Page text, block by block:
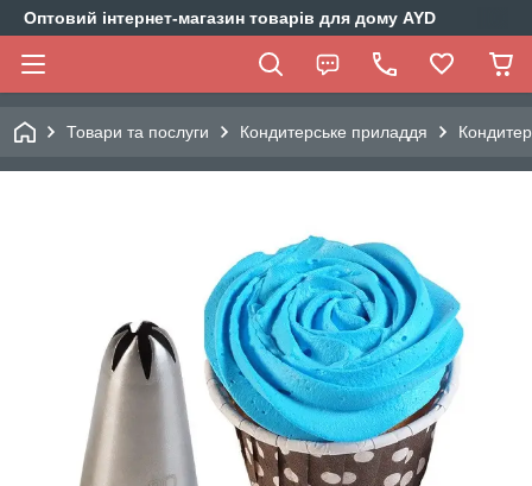
Оптовий інтернет-магазин товарів для дому AYD
Товари та послуги Кондитерське приладдя